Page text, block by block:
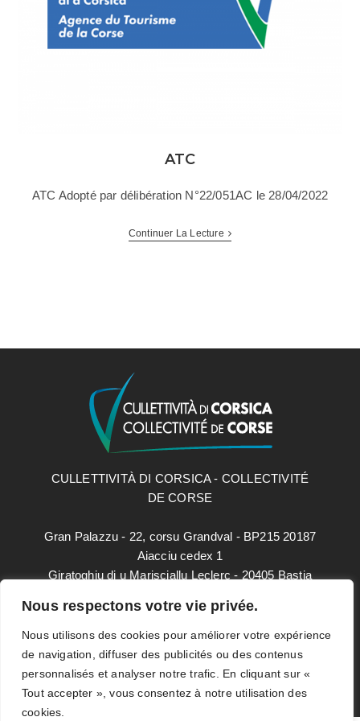
Nous respectons votre vie privée.
Nous utilisons des cookies pour améliorer votre expérience
de navigation, diffuser des publicités ou des contenus
personnalisés et analyser notre trafic. En cliquant sur «
Tout accepter », vous consentez à notre utilisation des
cookies.
ATC
ATC Adopté par délibération N°22/051AC le 28/04/2022
Continuer La Lecture
CULLETTIVITÀ DI CORSICA - COLLECTIVITÉ
DE CORSE
Gran Palazzu - 22, corsu Grandval - BP215 20187
Aiacciu cedex 1
Giratoghju di u Marisciallu Leclerc - 20405 Bastia
paesidei@isula.corsica
Mentions légales